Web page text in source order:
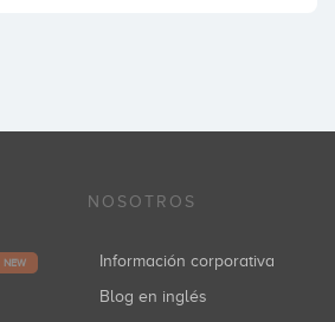
NEW
NOSOTROS
Información corporativa
Blog en inglés